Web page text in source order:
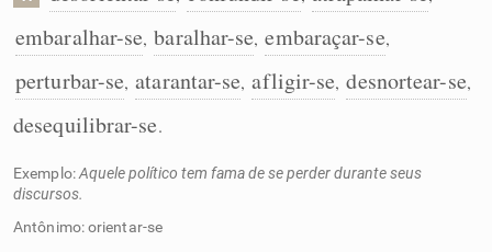
embaralhar-se, baralhar-se, embaraçar-se,
perturbar-se, atarantar-se, afligir-se, desnortear-se,
desequilibrar-se.
Exemplo:Aquele político tem fama de se perder durante seus
discursos.
Antônimo: orientar-se